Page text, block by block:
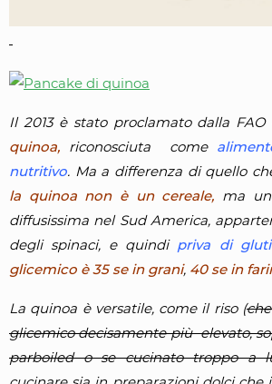
Il 2013 è stato proclamato dalla FAO
quinoa, riconosciuta come
nutritivo. Ma a differenza di quello
la quinoa non è un cereale, ma
diffusissima nel Sud America,
degli spinaci, e quindipriva di
glicemico è 35 se in grani, 40 se in
La quinoa è versatile, come il riso (
glicemico decisamente più elevato,
parboiled o se cucinato troppo a